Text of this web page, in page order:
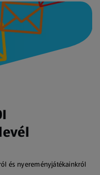
és nyereményjátékainkról